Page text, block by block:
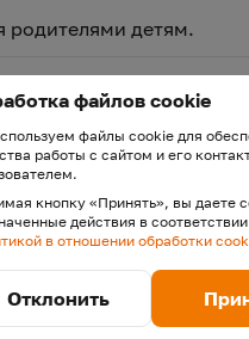
родителями детям.
к школе
файлов cookie
файлы cookie для
работы с сайтом и его
кнопку «Принять», вы даете
действия в
в отношении обработки
Отклонить